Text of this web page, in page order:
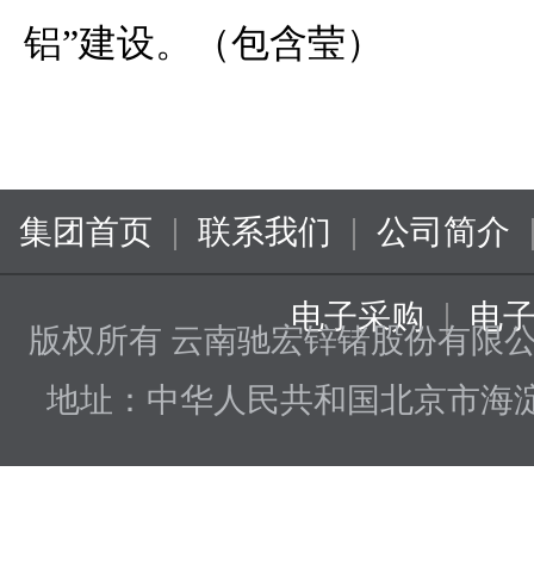
铝”建设。（包含莹）
集团首页 | 联系我们 | 公司简介
电子采购 | 电
版权所有 云南驰宏锌锗股份有限
地址：中华人民共和国北京市海